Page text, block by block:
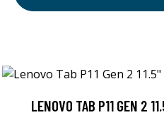
LENOVO TAB P11 GEN 2